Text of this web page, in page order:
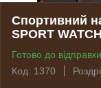
Спортивний
SPORT
Готово до відправки
Код: 1370